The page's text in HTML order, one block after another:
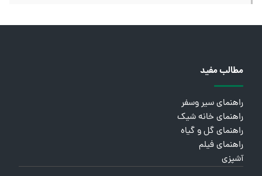
مطالب مفید
راهنمای سیر وسفر
راهنمای خانه شیک
راهنمای گل و گیاه
راهنمای فیلم
آشپزی